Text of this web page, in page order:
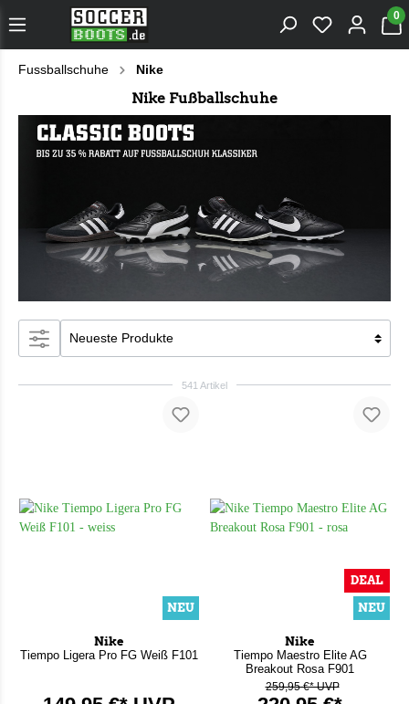
0
Fussballschuhe Nike
Nike Fußballschuhe
541 Artikel
NEU
Nike
Tiempo Ligera Pro FG Weiß F101
NEU
DEAL
Nike
Tiempo Maestro Elite AG
Breakout Rosa F901
259,95 €* UVP